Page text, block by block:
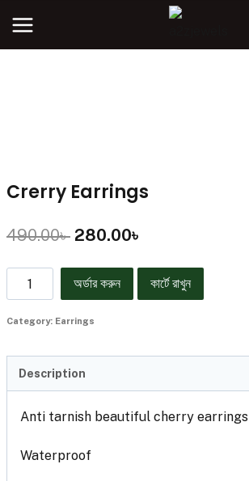
Crerry Earrings
490.00৳ 280.00৳
অর্ডার করুন কার্টে রাখুন
Category: Earrings
Description
Anti tarnish beautiful cherry earrings
Waterproof